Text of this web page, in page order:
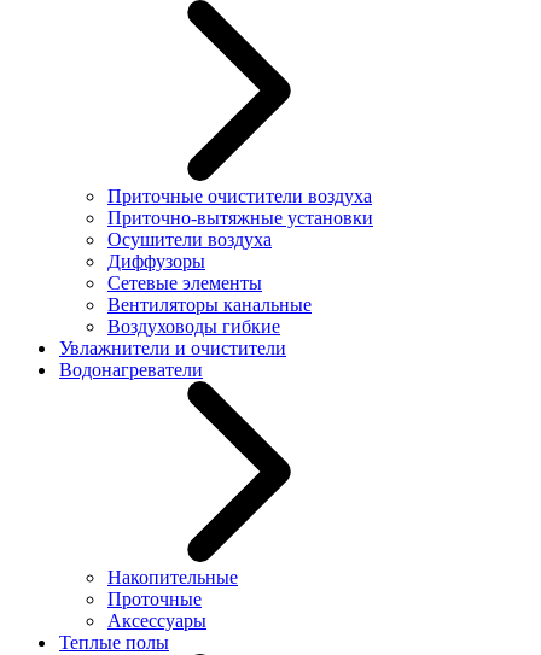
Приточные очистители воздуха
Приточно-вытяжные установки
Осушители воздуха
Диффузоры
Сетевые элементы
Вентиляторы канальные
Воздуховоды гибкие
Увлажнители и очистители
Водонагреватели
Накопительные
Проточные
Аксессуары
Теплые полы